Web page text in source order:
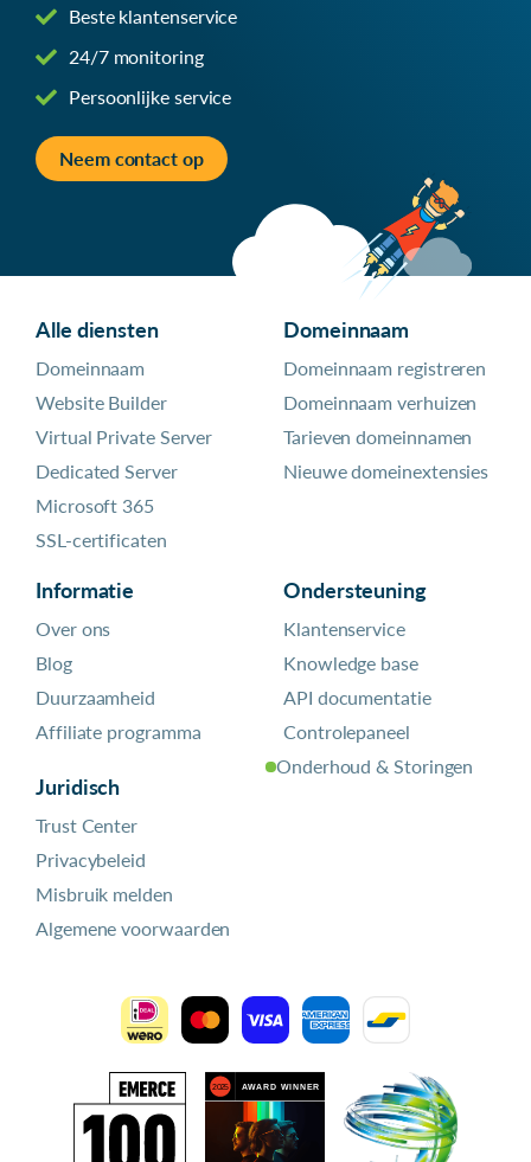
Beste klantenservice
24/7 monitoring
Persoonlijke service
Neem contact op
Alle diensten
Domeinnaam
Website Builder
Virtual Private Server
Dedicated Server
Microsoft 365
SSL-certificaten
Domeinnaam
Domeinnaam registreren
Domeinnaam verhuizen
Tarieven domeinnamen
Nieuwe domeinextensies
Informatie
Over ons
Blog
Duurzaamheid
Affiliate programma
Juridisch
Trust Center
Privacybeleid
Misbruik melden
Algemene voorwaarden
Ondersteuning
Klantenservice
Knowledge base
API documentatie
Controlepaneel
Onderhoud & Storingen